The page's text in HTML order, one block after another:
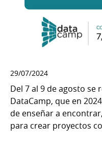
29/07/2024
Del 7 al 9 de agosto se
DataCamp, que en
de enseñar a
para crear proyectos